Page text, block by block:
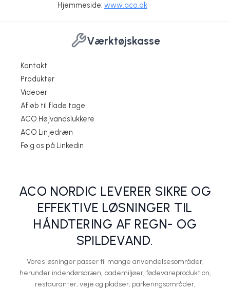
Hjemmeside: www.aco.dk
Værktøjskasse
Kontakt
Produkter
Videoer
Afløb til flade tage
ACO Højvandslukkere
ACO Linjedræn
Følg os på Linkedin
Skridsikker rist med mikrogrib
ACO VARIO Skraberist
Afvanding af ramper og parkeringshuse
ACO Nedsivningsbrønd
ACO vandhanebrønd
ACO NORDIC LEVERER SIKRE OG
EFFEKTIVE LØSNINGER TIL
HÅNDTERING AF REGN- OG
SPILDEVAND.
Vores løsninger passer til mange anvendelsesområder,
herunder indendørsdræn, bademiljøer, fødevareproduktion,
restauranter, veje og pladser, parkeringsområder,